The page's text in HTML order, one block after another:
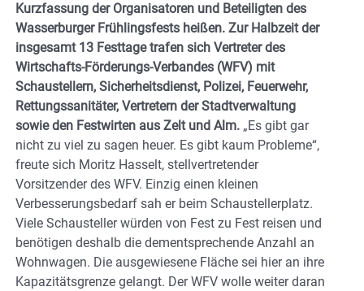
Kurzfassung der Organisatoren und Beteiligten des
Wasserburger Frühlingsfests heißen. Zur Halbzeit der
insgesamt 13 Festtage trafen sich Vertreter des
Wirtschafts-Förderungs-Verbandes (WFV) mit
Schaustellern, Sicherheitsdienst, Polizei, Feuerwehr,
Rettungssanitäter, Vertretern der Stadtverwaltung
sowie den Festwirten aus Zelt und Alm. „Es gibt gar
nicht zu viel zu sagen heuer. Es gibt kaum Probleme“,
freute sich Moritz Hasselt, stellvertretender
Vorsitzender des WFV. Einzig einen kleinen
Verbesserungsbedarf sah er beim Schaustellerplatz.
Viele Schausteller würden von Fest zu Fest reisen und
benötigen deshalb die dementsprechende Anzahl an
Wohnwagen. Die ausgewiesene Fläche sei hier an ihre
Kapazitätsgrenze gelangt. Der WFV wolle weiter daran